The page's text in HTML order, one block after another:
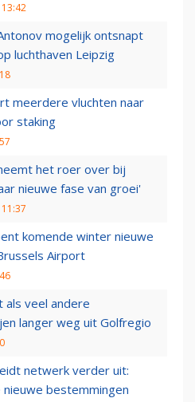
mogelijk ontsnapt
luchthaven Leipzig
meerdere vluchten naar
staking
het roer over bij
nieuwe fase van groei'
komende winter nieuwe
Airport
als veel andere
langer weg uit Golfregio
netwerk verder uit:
bestemmingen